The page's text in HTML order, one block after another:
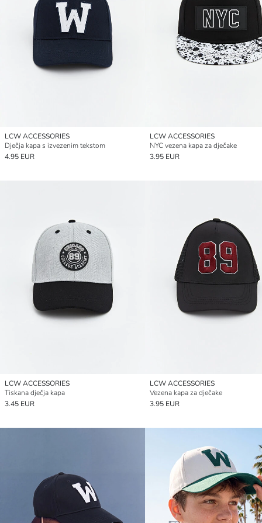
LCW ACCESSORIES
Dječja kapa s izvezenim tekstom
4.95 EUR
LCW ACCESSORIES
NYC vezena kapa za dječake
3.95 EUR
LCW ACCESSORIES
Tiskana dječja kapa
3.45 EUR
LCW ACCESSORIES
Vezena kapa za dječake
3.95 EUR